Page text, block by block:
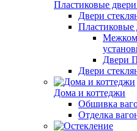
Пластиковые
Двери
Пластиковые
Двери
Двери
Дома и коттеджи
Обшивка
Отделка